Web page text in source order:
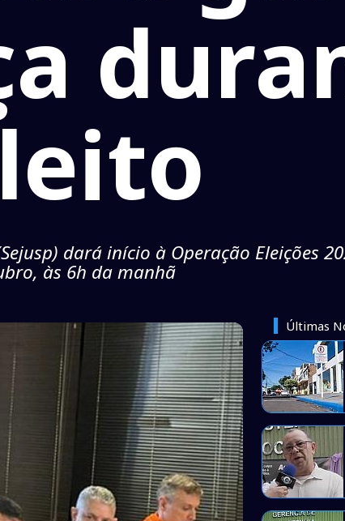
dará início à Operação Eleições
às 6h da manhã
Últimas